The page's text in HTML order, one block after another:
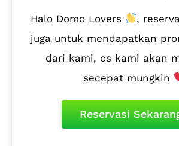
Halo Domo Lovers
,
juga untuk mendapatkan
dari kami, cs kami akan
secepat mungkin
Reservasi